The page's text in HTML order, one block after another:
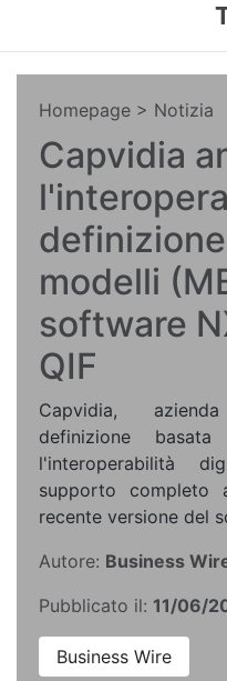
Homepage > Notizia
Capvidia
modelli
software
QIF
Capvidia,
definizione
l'interoperabilità
supporto completo
recente versione del
Autore: Business
Pubblicato il: 11/06/
Business Wire